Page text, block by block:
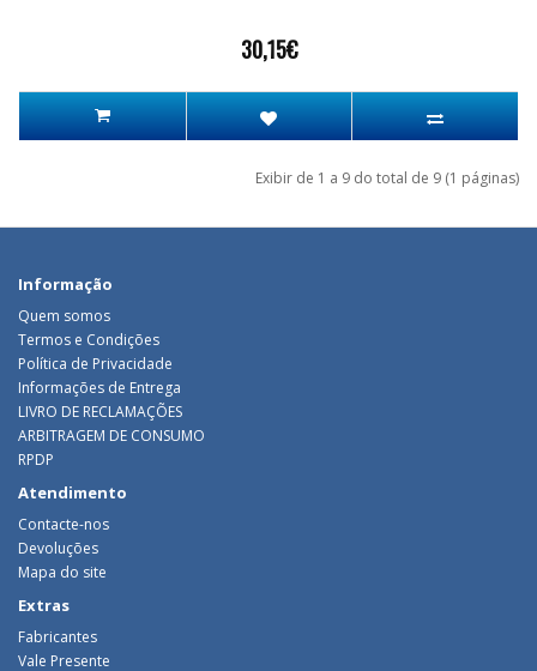
30,15€
Exibir de 1 a 9 do total de 9 (1 páginas)
Informação
Quem somos
Termos e Condições
Política de Privacidade
Informações de Entrega
LIVRO DE RECLAMAÇÕES
ARBITRAGEM DE CONSUMO
RPDP
Atendimento
Contacte-nos
Devoluções
Mapa do site
Extras
Fabricantes
Vale Presente